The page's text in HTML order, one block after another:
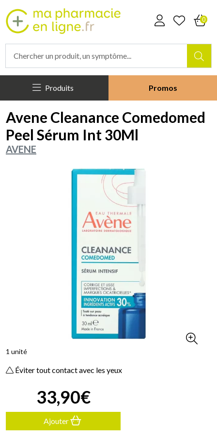
0
Produits Promos
Avene Cleanance Comedomed
Peel Sérum Int 30Ml
AVENE
1 unité
Éviter tout contact avec les yeux
33,90€
Ajouter